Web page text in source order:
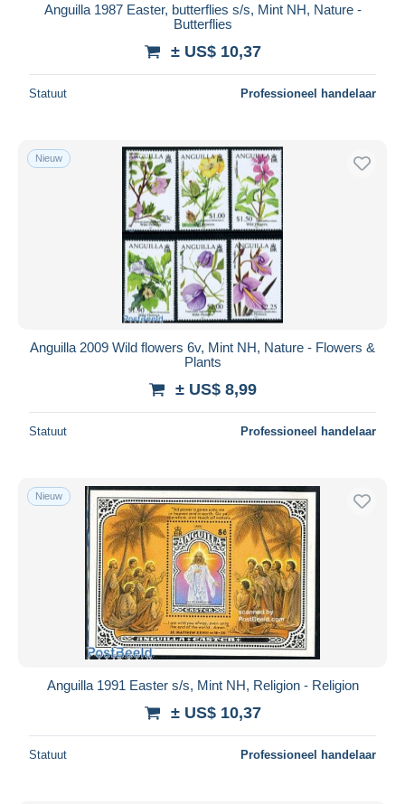
Anguilla 1987 Easter, butterflies s/s, Mint NH, Nature -
Butterflies
± US$ 10,37
Statuut Professioneel handelaar
Nieuw
Anguilla 2009 Wild flowers 6v, Mint NH, Nature - Flowers &
Plants
± US$ 8,99
Statuut Professioneel handelaar
Nieuw
Anguilla 1991 Easter s/s, Mint NH, Religion - Religion
± US$ 10,37
Statuut Professioneel handelaar